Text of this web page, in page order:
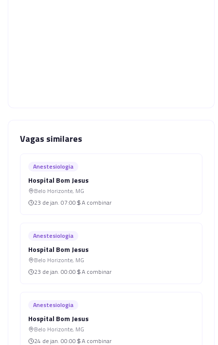
Vagas similares
Anestesiologia
Hospital Bom Jesus
Belo Horizonte, MG
23 de jan. 07:00 A combinar
Anestesiologia
Hospital Bom Jesus
Belo Horizonte, MG
23 de jan. 00:00 A combinar
Anestesiologia
Hospital Bom Jesus
Belo Horizonte, MG
24 de jan. 00:00 A combinar